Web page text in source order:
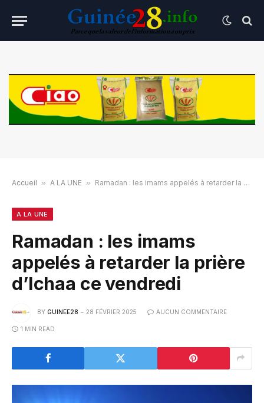
Accueil » A LA UNE » Ramadan : les imams appelés à retarder la prière d’Ichaa ce vendredi
A LA UNE
Ramadan : les imams
appelés à retarder la prière
d’Ichaa ce vendredi
BY GUINEE28 28 FÉVRIER 2025 AUCUN COMMENTAIRE
1 MIN READ